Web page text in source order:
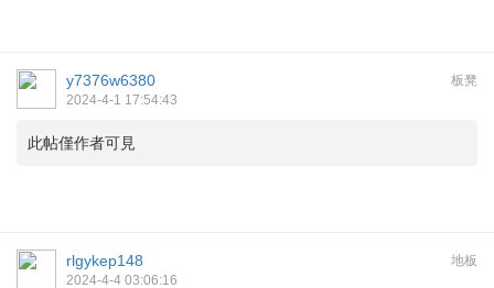
板凳
y7376w6380
2024-4-1 17:54:43
此帖僅作者可見
地板
rlgykep148
2024-4-4 03:06:16